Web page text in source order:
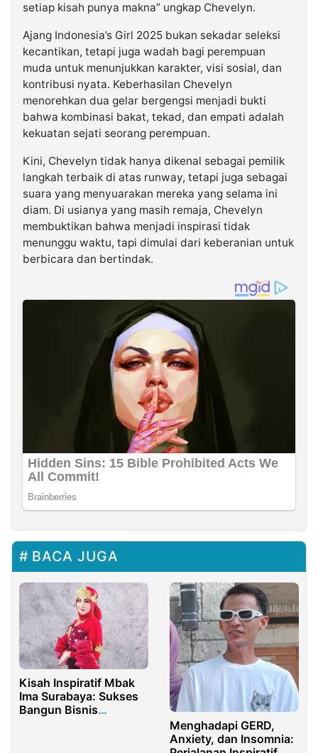
setiap kisah punya makna” ungkap Chevelyn.
Ajang Indonesia’s Girl 2025 bukan sekadar seleksi
kecantikan, tetapi juga wadah bagi perempuan
muda untuk menunjukkan karakter, visi sosial, dan
kontribusi nyata. Keberhasilan Chevelyn
menorehkan dua gelar bergengsi menjadi bukti
bahwa kombinasi bakat, tekad, dan empati adalah
kekuatan sejati seorang perempuan.
Kini, Chevelyn tidak hanya dikenal sebagai pemilik
langkah terbaik di atas runway, tetapi juga sebagai
suara yang menyuarakan mereka yang selama ini
diam. Di usianya yang masih remaja, Chevelyn
membuktikan bahwa menjadi inspirasi tidak
menunggu waktu, tapi dimulai dari keberanian untuk
berbicara dan bertindak.
BACA JUGA
Kisah Inspiratif Mbak
Ima Surabaya: Sukses
Bangun Bisnis
Menghadapi GERD,
Anxiety, dan Insomnia: